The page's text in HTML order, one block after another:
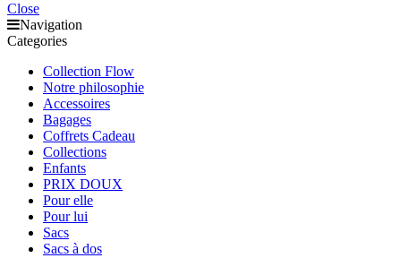
Close
Navigation
Categories
Collection Flow
Notre philosophie
Accessoires
Bagages
Coffrets Cadeau
Collections
Enfants
PRIX DOUX
Pour elle
Pour lui
Sacs
Sacs à dos